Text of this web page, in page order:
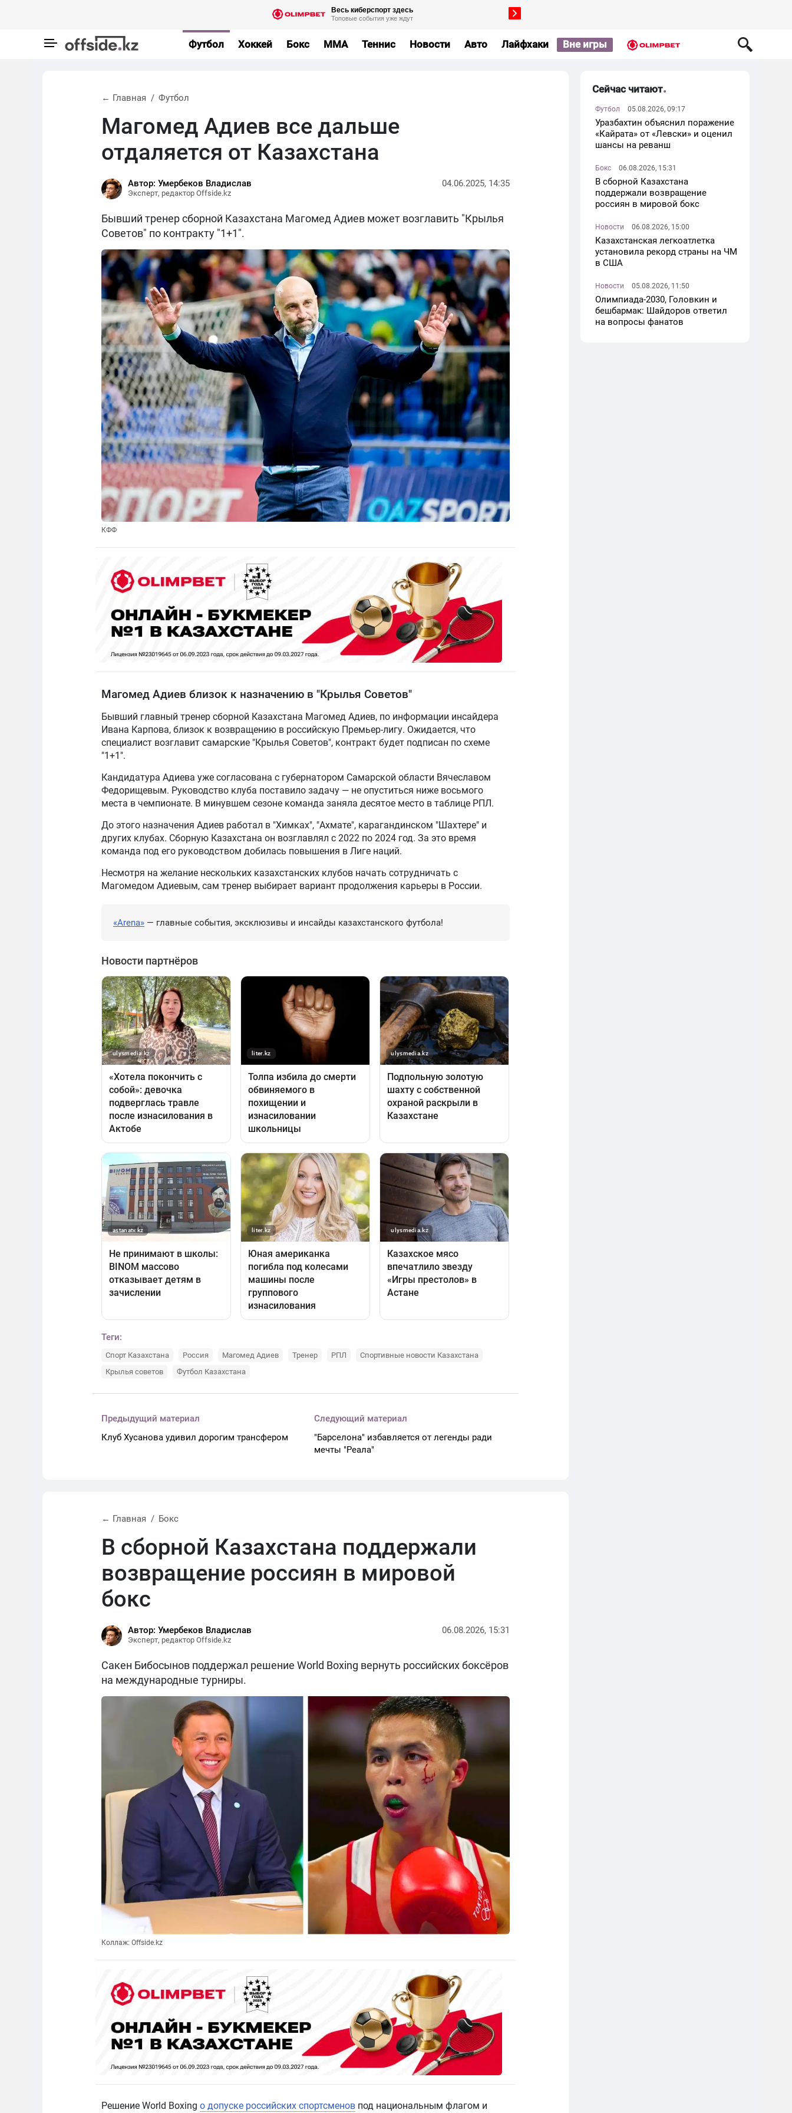
Футбол Хоккей Бокс MMA Теннис Новости Авто Лайфхаки Вне игры
← Главная Футбол
Магомед Адиев все дальше
отдаляется от Казахстана
Автор: Умербеков Владислав
Эксперт, редактор Offside.kz
04.06.2025, 14:35
Бывший тренер сборной Казахстана Магомед Адиев может возглавить "Крылья
Советов" по контракту "1+1".
КФФ
Магомед Адиев близок к назначению в "Крылья Советов"
Бывший главный тренер сборной Казахстана Магомед Адиев, по информации инсайдера
Ивана Карпова, близок к возвращению в российскую Премьер-лигу. Ожидается, что
специалист возглавит самарские "Крылья Советов", контракт будет подписан по схеме
"1+1".
Кандидатура Адиева уже согласована с губернатором Самарской области Вячеславом
Федорищевым. Руководство клуба поставило задачу — не опуститься ниже восьмого
места в чемпионате. В минувшем сезоне команда заняла десятое место в таблице РПЛ.
До этого назначения Адиев работал в "Химках", "Ахмате", карагандинском "Шахтере" и
других клубах. Сборную Казахстана он возглавлял с 2022 по 2024 год. За это время
команда под его руководством добилась повышения в Лиге наций.
Несмотря на желание нескольких казахстанских клубов начать сотрудничать с
Магомедом Адиевым, сам тренер выбирает вариант продолжения карьеры в России.
«Arena» — главные события, эксклюзивы и инсайды казахстанского футбола!
Теги:
Спорт Казахстана Россия Магомед Адиев Тренер РПЛ
Спортивные новости Казахстана
Крылья советов
Футбол Казахстана
Предыдущий материал
Клуб Хусанова удивил дорогим трансфером
Следующий материал
"Барселона" избавляется от легенды ради
мечты "Реала"
← Главная Бокс
В сборной Казахстана поддержали
возвращение россиян в мировой
бокс
Автор: Умербеков Владислав
Эксперт, редактор Offside.kz
06.08.2026, 15:31
Сакен Бибосынов поддержал решение World Boxing вернуть российских боксёров
на международные турниры.
Коллаж: Offside.kz
Решение World Boxing о допуске российских спортсменов под национальным флагом и
Сейчас читают
Футбол 05.08.2026, 09:17
Уразбахтин объяснил поражение
«Кайрата» от «Левски» и оценил
шансы на реванш
Бокс 06.08.2026, 15:31
В сборной Казахстана
поддержали возвращение
россиян в мировой бокс
Новости 06.08.2026, 15:00
Казахстанская легкоатлетка
установила рекорд страны на ЧМ
в США
Новости 05.08.2026, 11:50
Олимпиада-2030, Головкин и
бешбармак: Шайдоров ответил
на вопросы фанатов